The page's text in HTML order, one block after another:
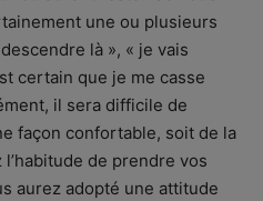
une ou plusieurs
là », « je vais
certain que je me casse
il sera difficile de
façon confortable, soit de la
de prendre vos
aurez adopté une attitude